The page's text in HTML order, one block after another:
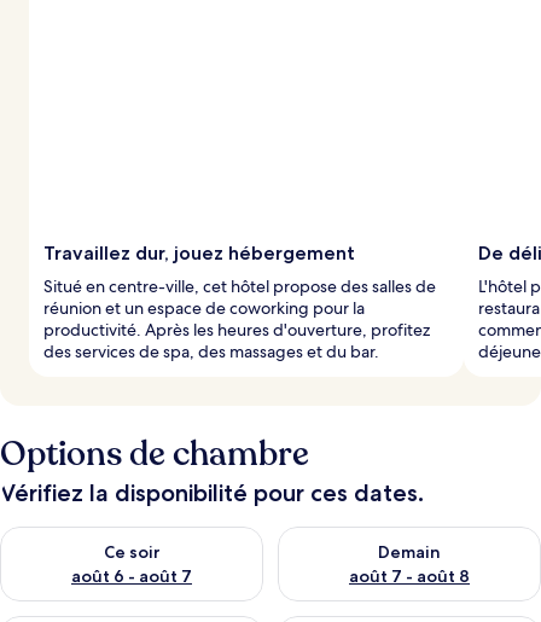
Travaillez dur, jouez hébergement
Situé en centre-ville, cet hôtel propose des salles de
réunion et un espace de coworking pour la
productivité. Après les heures d'ouverture, profitez
des services de spa, des massages et du bar.
De
L'hôtel
Options de chambre
Vérifiez la disponibilité pour ces dates.
Ce soir
août 6 - août 7
Vérifier la disponibilité pour ce soir août 6 - août 7
Demain
août 7 - août 8
Vérifier la disponibilité pour